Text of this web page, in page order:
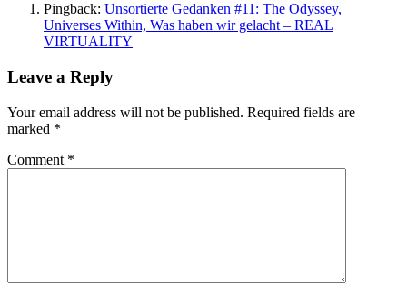
Pingback: Unsortierte Gedanken #11: The Odyssey,
Universes Within, Was haben wir gelacht – REAL
VIRTUALITY
Leave a Reply
Your email address will not be published. Required fields are
marked *
Comment *